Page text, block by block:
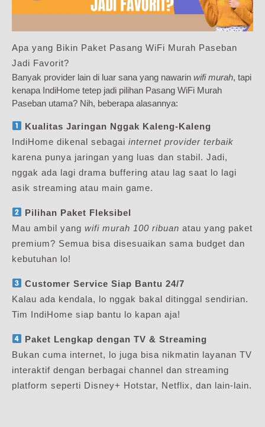
Apa yang Bikin Paket Pasang WiFi Murah Paseban
Jadi Favorit?
Banyak provider lain di luar sana yang nawarin wifi murah, tapi
kenapa IndiHome tetep jadi pilihan Pasang WiFi Murah
Paseban utama? Nih, beberapa alasannya:
Kualitas Jaringan Nggak Kaleng-Kaleng
IndiHome dikenal sebagai internet provider terbaik
karena punya jaringan yang luas dan stabil. Jadi,
nggak ada lagi drama buffering atau lag saat lo lagi
asik streaming atau main game.
Pilihan Paket Fleksibel
Mau ambil yang wifi murah 100 ribuan atau yang paket
premium? Semua bisa disesuaikan sama budget dan
kebutuhan lo!
Customer Service Siap Bantu 24/7
Kalau ada kendala, lo nggak bakal ditinggal sendirian.
Tim IndiHome siap bantu lo kapan aja!
Paket Lengkap dengan TV & Streaming
Bukan cuma internet, lo juga bisa nikmatin layanan TV
interaktif dengan berbagai channel dan streaming
platform seperti Disney+ Hotstar, Netflix, dan lain-lain.